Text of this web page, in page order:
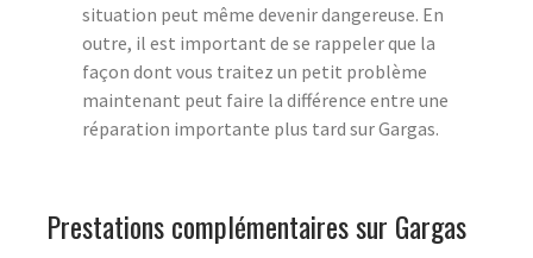
situation peut même devenir dangereuse. En
outre, il est important de se rappeler que la
façon dont vous traitez un petit problème
maintenant peut faire la différence entre une
réparation importante plus tard sur Gargas.
Prestations complémentaires sur Gargas